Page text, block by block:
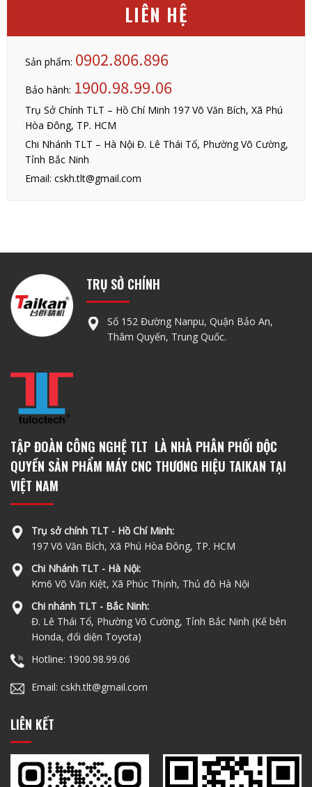
LIÊN HỆ
Sản phẩm: 0902.806.896
Bảo hành: 1900.98.99.06
Trụ Sở Chính TLT – Hồ Chí Minh 197 Võ Văn Bích, Xã Phú
Hòa Đông, TP. HCM
Chi Nhánh TLT – Hà Nội Đ. Lê Thái Tổ, Phường Võ Cường,
Tỉnh Bắc Ninh
Email: cskh.tlt@gmail.com
TRỤ SỞ CHÍNH
Số 152 Đường Nanpu, Quận Bảo An,
Thâm Quyến, Trung Quốc.
TẬP ĐOÀN CÔNG NGHỆ TLT LÀ NHÀ PHÂN PHỐI ĐỘC
QUYỀN SẢN PHẨM MÁY CNC THƯƠNG HIỆU TAIKAN TẠI
VIỆT NAM
Trụ sở chính TLT - Hồ Chí Minh:
197 Võ Văn Bích, Xã Phú Hòa Đông, TP. HCM
Chi Nhánh TLT - Hà Nội:
Km6 Võ Văn Kiệt, Xã Phúc Thịnh, Thủ đô Hà Nội
Chi nhánh TLT - Bắc Ninh:
Đ. Lê Thái Tổ, Phường Võ Cường, Tỉnh Bắc Ninh (Kế bên
Honda, đối diện Toyota)
Hotline: 1900.98.99.06
Email: cskh.tlt@gmail.com
LIÊN KẾT